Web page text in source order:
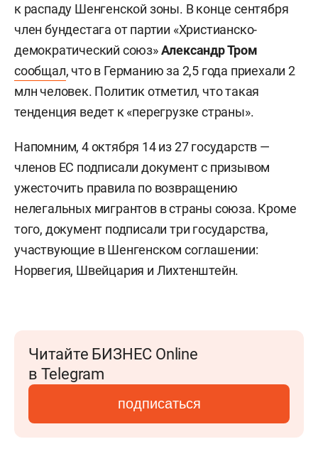
к распаду Шенгенской зоны. В конце сентября
член бундестага от партии «Христианско-
демократический союз»Александр Тром
сообщал, что в Германию за 2,5 года приехали 2
млн человек. Политик отметил, что такая
тенденция ведет к «перегрузке страны».
Напомним, 4 октября 14 из 27 государств —
членов ЕС подписали документ с призывом
ужесточить правила по возвращению
нелегальных мигрантов в страны союза. Кроме
того, документ подписали три государства,
участвующие в Шенгенском соглашении:
Норвегия, Швейцария и Лихтенштейн.
Читайте БИЗНЕС Online
в Telegram
подписаться